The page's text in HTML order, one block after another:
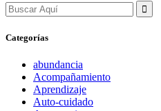
Search
for:
Categorías
abundancia
Acompañamiento
Aprendizaje
Auto-cuidado